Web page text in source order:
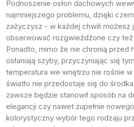
Podnoszenie osłon dachowych
najmniejszego problemu, dzięki
zażyczysz - w każdej chwili możesz
obserwować rozgwieżdżone czy też
Ponadto, mimo że nie chronią przed
osłaniają szyby, przyczyniając się
temperatura we wnętrzu nie rośnie
światło nie przedostaje się do
zawsze będzie stanowił sposób na
elegancji czy nawet zupełnie
kolorystyczny wybór tego rodzaju